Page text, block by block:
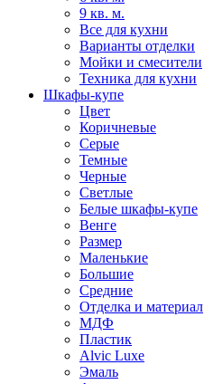
9 кв. м.
Все для кухни
Варианты отделки
Мойки и смесители
Техника для кухни
Шкафы-купе
Цвет
Коричневые
Серые
Темные
Черные
Светлые
Белые шкафы-купе
Венге
Размер
Маленькие
Большие
Средние
Отделка и материал
МДФ
Пластик
Alvic Luxe
Эмаль